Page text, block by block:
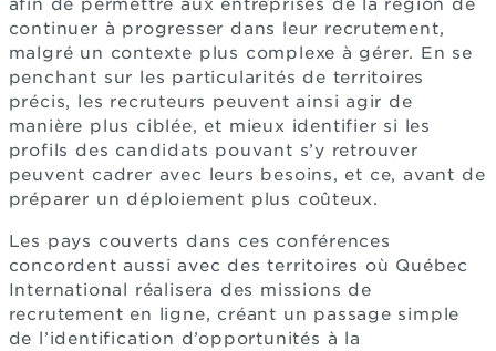
afin de permettre aux entreprises de la région de
continuer à progresser dans leur recrutement,
malgré un contexte plus complexe à gérer. En se
penchant sur les particularités de territoires
précis, les recruteurs peuvent ainsi agir de
manière plus ciblée, et mieux identifier si les
profils des candidats pouvant s’y retrouver
peuvent cadrer avec leurs besoins, et ce, avant de
préparer un déploiement plus coûteux.
Les pays couverts dans ces conférences
concordent aussi avec des territoires où Québec
International réalisera des missions de
recrutement en ligne, créant un passage simple
de l’identification d’opportunités à la